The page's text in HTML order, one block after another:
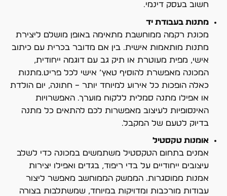
חשוב בעסק דינמי.
מתנות בעבודת יד
מכונת רקמה ממוחשבת מתאימה באופן מושלם ליצירת
מתנות מותאמות אישית. בין אם מדובר בכרית עם כיתוב
אישי, מפית מעוטרת או תיק גב עם דוגמה ייחודית,
המכונה מאפשרת להוסיף טאץ’ אישי לכל פריט.מתנות
כאלה הופכות כל אירוע למיוחד יותר – חתונה, יום הולדת
או אפילו מתנה סמלית ללקוח מוערך. האפשרויות
האינסופיות לעיצוב מאפשרות לכם להתאים כל מתנה
בדיוק לטעם של המקבל.
אומנות טקסטיל
אמנים בתחום הטקסטיל משתמשים במכונה כדי לשלב
עיצובים ייחודיים על בדי ריפוד, בגדים ואפילו יצירות
אמנות ממוסגרות. הממשק הממוחשב מאפשר ליצור
עבודות מורכבות ומדויקות במיוחד, שמשתלבות בצורה